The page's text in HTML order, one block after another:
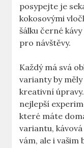
posypejte je
kokosovými
šálku černé
pro návštěvy.
Každý má svá
varianty by
kreativní
nejlepší
které máte
variantu,
vám, ale i vašim